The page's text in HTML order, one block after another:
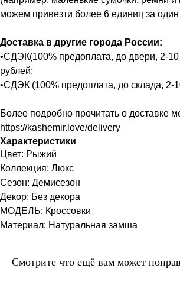
можем привезти более 6 единиц за один
Доставка в другие города России:
•СДЭК(100% предоплата, до двери, 2-
рублей;
•СДЭК (100% предоплата, до склада, 2-
Более подробно прочитать о доставке
https://kashemir.love/delivery
Характеристики
Цвет: Рыжий
Коллекция: Люкс
Сезон: Демисезон
Декор: Без декора
МОДЕЛЬ: Кроссовки
Материал: Натуральная замша
Смотрите что ещё вам может